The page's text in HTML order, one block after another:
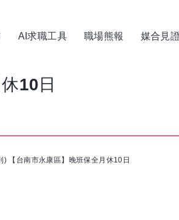
AI求職工具 職場熊報 媒合見證
10日
) 【台南市永康區】晚班保全月休10日